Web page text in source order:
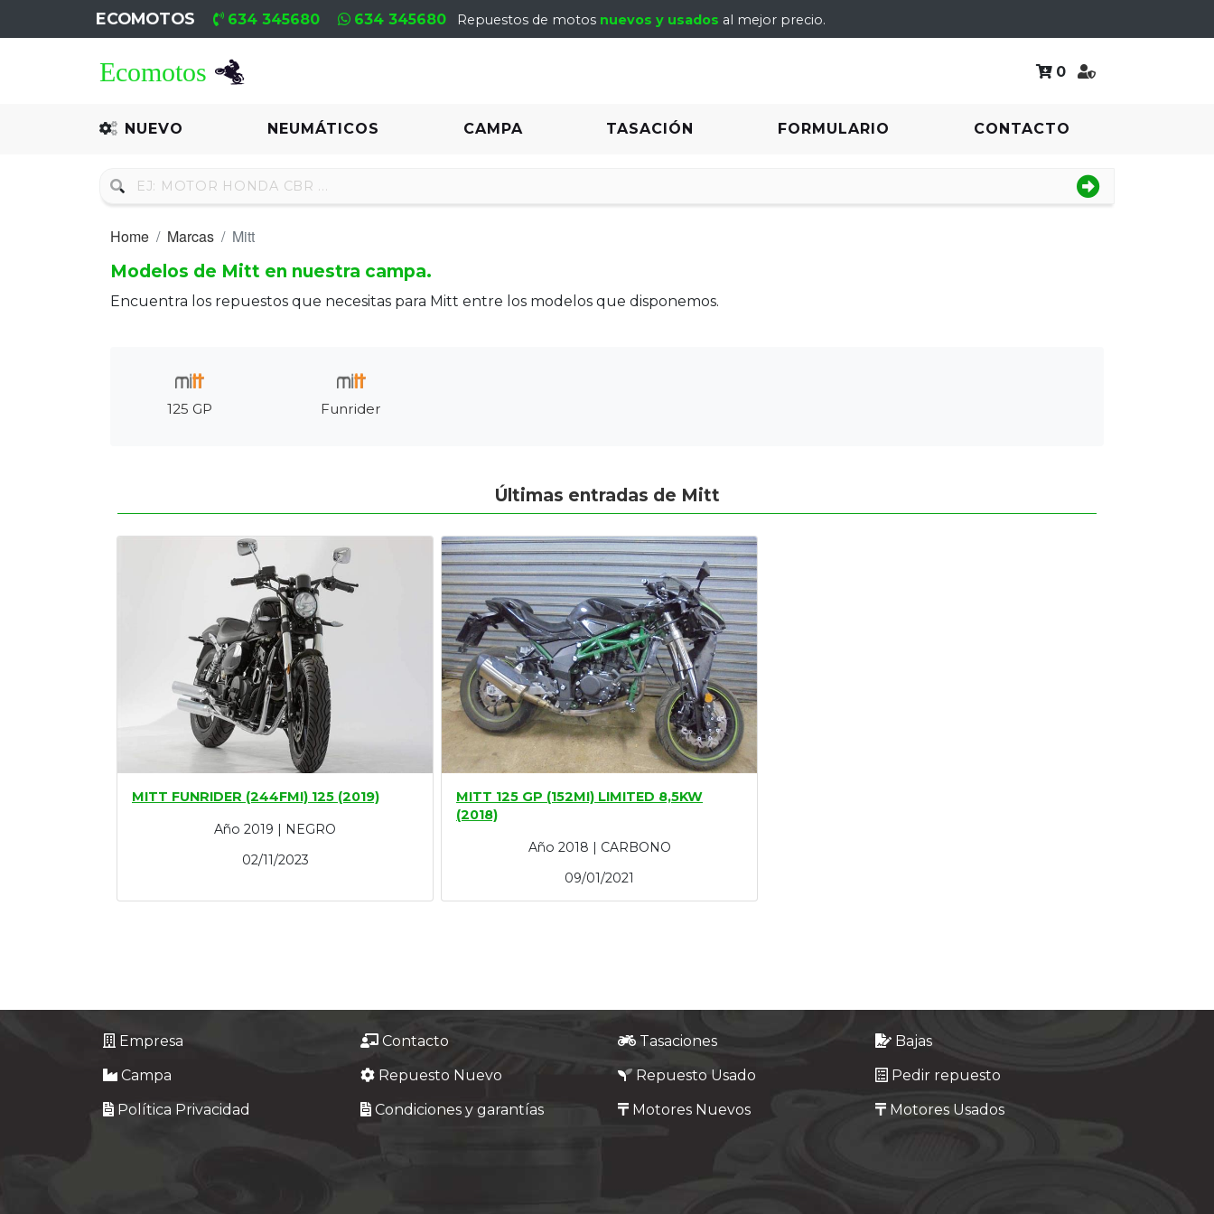
ECOMOTOS 634 345680 634 345680 Repuestos de motos nuevos y usados al mejor precio.
0
NUEVO NEUMÁTICOS CAMPA TASACIÓN FORMULARIO CONTACTO
Recambio
Neumáticos
Motores
Empresa
Home Marcas
Mitt
Modelos de Mitt en nuestra campa.
Encuentra los repuestos que necesitas para Mitt entre los modelos que disponemos.
125 GP Funrider
Últimas entradas de Mitt
MITT FUNRIDER (244FMI) 125 (2019)
Año 2019 | NEGRO
02/11/2023
MITT 125 GP (152MI) LIMITED 8,5KW
(2018)
Año 2018 | CARBONO
09/01/2021
Empresa Contacto Tasaciones
Bajas
Campa
Repuesto Nuevo Repuesto Usado
Pedir repuesto
Política Privacidad
Condiciones y garantías Motores Nuevos Motores Usados